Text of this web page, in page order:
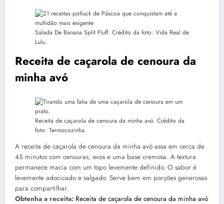
Salada De Banana Split Fluff. Crédito da foto: Vida Real de
Lulu.
Receita de caçarola de cenoura da
minha avó
Receita de caçarola de cenoura da minha avó. Crédito da
foto: Termocozinha.
A receita de caçarola de cenoura da minha avó assa em cerca de
45 minutos com cenouras, ovos e uma base cremosa. A textura
permanece macia com um topo levemente definido. O sabor é
levemente adocicado e salgado. Serve bem em porções generosas
para compartilhar.
Obtenha a receita: Receita de caçarola de cenoura da minha avó